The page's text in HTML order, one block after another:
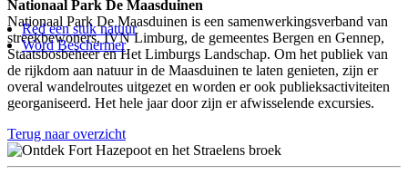
Red een stuk natuur
Word Beschermer
Nationaal Park De Maasduinen
Nationaal Park De Maasduinen is een samenwerkingsverband van
streekbewoners, IVN Limburg, de gemeentes Bergen en Gennep,
Staatsbosbeheer en Het Limburgs Landschap. Om het publiek van
de rijkdom aan natuur in de Maasduinen te laten genieten, zijn er
overal wandelroutes uitgezet en worden er ook publieksactiviteiten
georganiseerd. Het hele jaar door zijn er afwisselende excursies.
Terug naar overzicht